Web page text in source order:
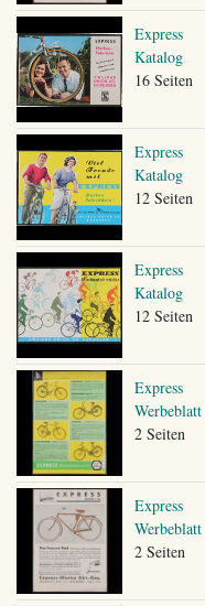
Express
Katalog
16 Seiten
Express
Katalog
12 Seiten
Express
Katalog
12 Seiten
Express
Werbeblatt
2 Seiten
Express
Werbeblatt
2 Seiten